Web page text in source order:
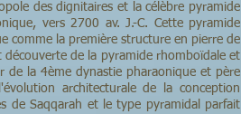
des dignitaires et la célèbre pyramide
vers 2700 av. J.-C. Cette pyramide
comme la première structure en pierre de
de la pyramide rhomboïdale et
de la 4ème dynastie pharaonique et père
architecturale de la conception
de Saqqarah et le type pyramidal parfait